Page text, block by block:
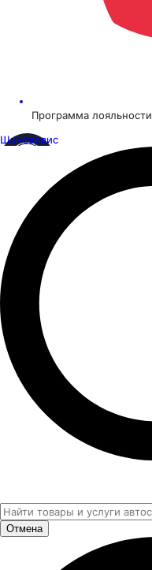
Программа лояльности
Шинсервис
Отмена